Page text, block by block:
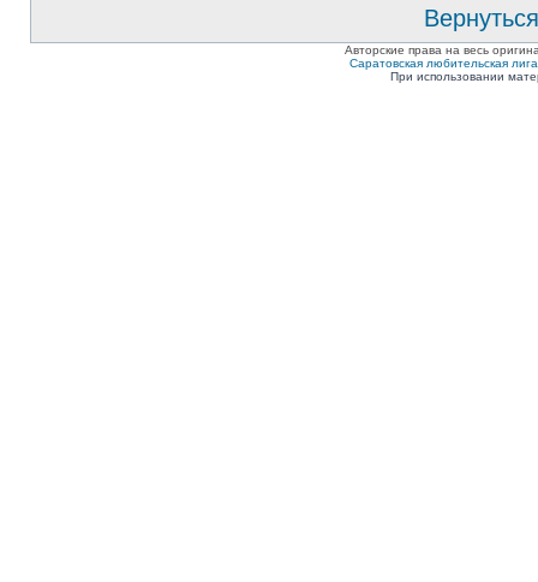
Авторские права на весь
Саратовская любительская
При использовании